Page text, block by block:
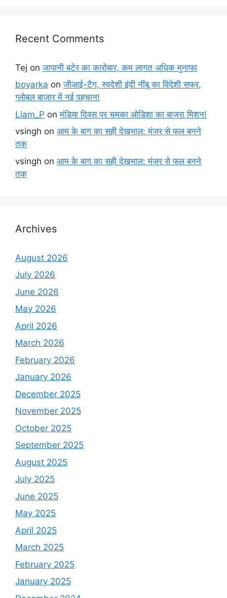
Recent Comments
Tej onजापानी बटेर का कारोबार, कम लागत अधिक मुनाफा
boyarka onजीआई-टैग, स्वदेशी इंदी नींबू का विदेशी सफर,
ग्लोबल बाजार में नई पहचान!
Liam_P onमंडिया दिवस पर चमका ओडिशा का बाजरा मिशन!
vsingh on आम के बाग का सही देखभाल: मंजर से फल बनने
तक
vsingh on आम के बाग का सही देखभाल: मंजर से फल बनने
तक
Archives
August 2026
July 2026
June 2026
May 2026
April 2026
March 2026
February 2026
January 2026
December 2025
November 2025
October 2025
September 2025
August 2025
July 2025
June 2025
May 2025
April 2025
March 2025
February 2025
January 2025